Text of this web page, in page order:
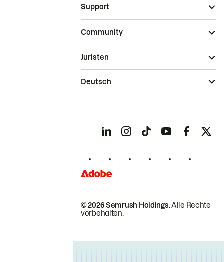
Support
Community
© 2026 Semrush Holdings.Alle Rechte
vorbehalten.
Juristen
Deutsch